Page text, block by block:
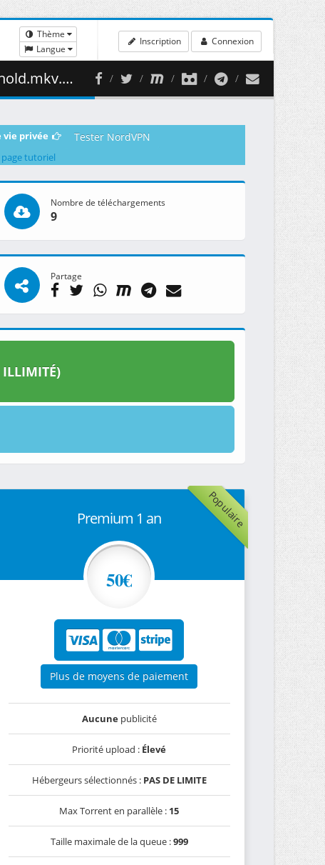
Thème
Langue
Inscription Connexion
MB )
privée Tester NordVPN
tutoriel
Nombre de téléchargements
9
Partage
Populaire
Premium 1 an
50€
Plus de moyens de paiement
Aucunepublicité
Priorité upload : Élevé
Hébergeurs sélectionnés : PAS DE LIMITE
Max Torrent en parallèle : 15
Taille maximale de la queue :999